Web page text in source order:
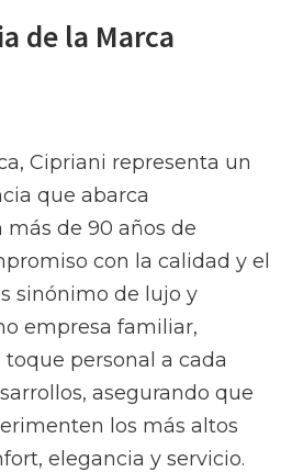
de la Marca
Cipriani representa un
que abarca
más de 90 años de
con la calidad y el
sinónimo de lujo y
empresa familiar,
personal a cada
asegurando que
los más altos
elegancia y servicio.